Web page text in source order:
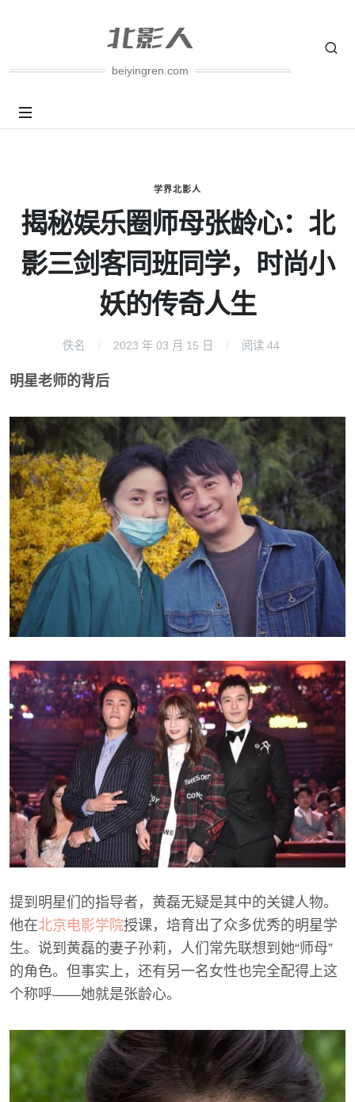
beiyingren.com
学界北影人
揭秘娱乐圈师母张龄心：北
影三剑客同班同学，时尚小
妖的传奇人生
佚名 2023 年 03 月 15 日 阅读 44
明星老师的背后
提到明星们的指导者，黄磊无疑是其中的关键人物。
他在北京电影学院授课，培育出了众多优秀的明星学
生。说到黄磊的妻子孙莉，人们常先联想到她“师母”
的角色。但事实上，还有另一名女性也完全配得上这
个称呼——她就是张龄心。